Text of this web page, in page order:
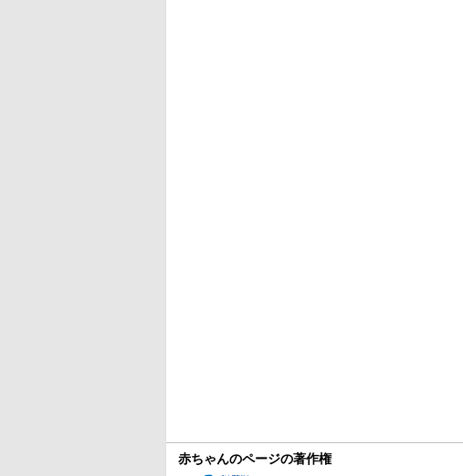
赤ちゃんのページの著作権